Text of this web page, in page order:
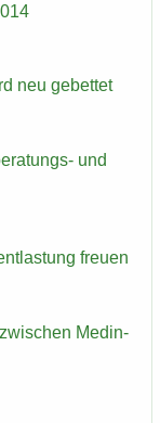
neu ge­bet­tet
und
freu­en
Me­din­